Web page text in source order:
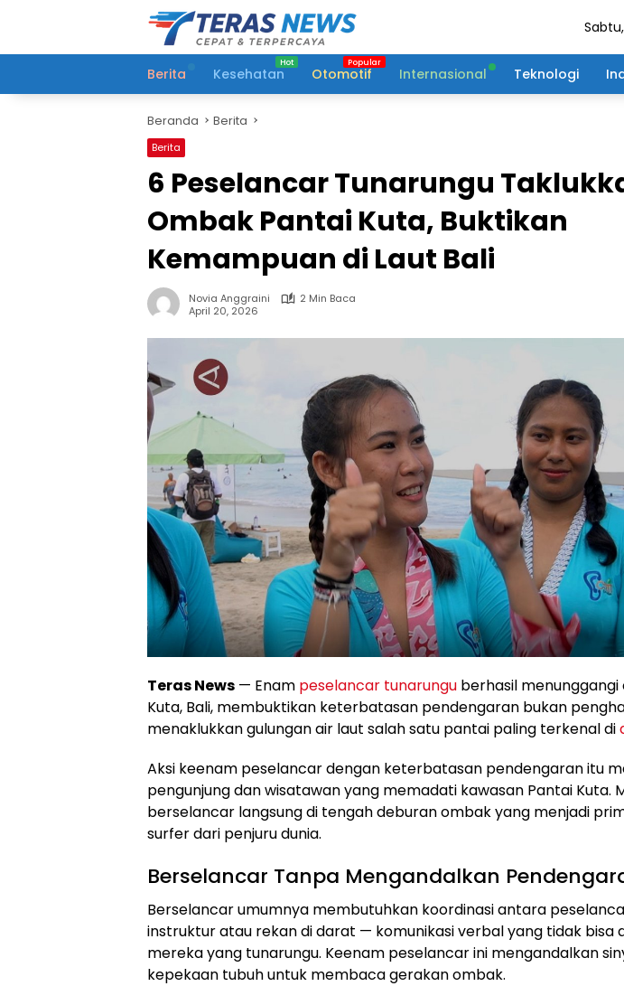
Berita Kesehatan Otomotif Internasional Teknologi
Beranda Berita
Berita
6 Peselancar Tunarungu
Ombak Pantai Kuta, Buktikan
Kemampuan di Laut Bali
Novia Anggraini
2 Min Baca
April 20, 2026
Teras News — Enam peselancar tunarungu berhasil
Kuta, Bali, membuktikan keterbatasan pendengaran bukan
menaklukkan gulungan air laut salah satu pantai paling terkenal di
Aksi keenam peselancar dengan keterbatasan pendengaran itu
pengunjung dan wisatawan yang memadati kawasan Pantai Kuta.
berselancar langsung di tengah deburan ombak yang menjadi
surfer dari penjuru dunia.
Berselancar Tanpa Mengandalkan
Berselancar umumnya membutuhkan koordinasi antara
instruktur atau rekan di darat — komunikasi verbal yang tidak bisa
mereka yang tunarungu. Keenam peselancar ini mengandalkan
kepekaan tubuh untuk membaca gerakan ombak.